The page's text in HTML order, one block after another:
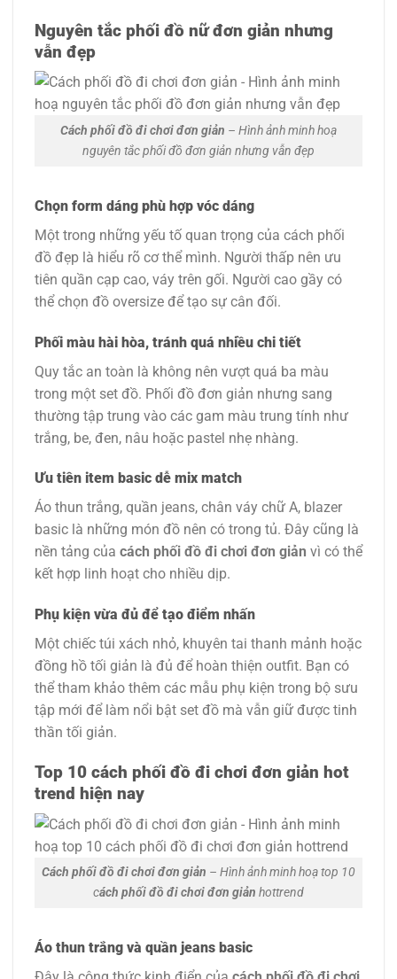
Nguyên tắc phối đồ nữ đơn giản nhưng
vẫn đẹp
Cách phối đồ đi chơi đơn giản – Hình ảnh minh hoạ
nguyên tắc phối đồ đơn giản nhưng vẫn đẹp
Chọn form dáng phù hợp vóc dáng
Một trong những yếu tố quan trọng của cách phối
đồ đẹp là hiểu rõ cơ thể mình. Người thấp nên ưu
tiên quần cạp cao, váy trên gối. Người cao gầy có
thể chọn đồ oversize để tạo sự cân đối.
Phối màu hài hòa, tránh quá nhiều chi tiết
Quy tắc an toàn là không nên vượt quá ba màu
trong một set đồ. Phối đồ đơn giản nhưng sang
thường tập trung vào các gam màu trung tính như
trắng, be, đen, nâu hoặc pastel nhẹ nhàng.
Ưu tiên item basic dễ mix match
Áo thun trắng, quần jeans, chân váy chữ A, blazer
basic là những món đồ nên có trong tủ. Đây cũng là
nền tảng của cách phối đồ đi chơi đơn giản vì có thể
kết hợp linh hoạt cho nhiều dịp.
Phụ kiện vừa đủ để tạo điểm nhấn
Một chiếc túi xách nhỏ, khuyên tai thanh mảnh hoặc
đồng hồ tối giản là đủ để hoàn thiện outfit. Bạn có
thể tham khảo thêm các mẫu phụ kiện trong bộ sưu
tập mới để làm nổi bật set đồ mà vẫn giữ được tinh
thần tối giản.
Top 10 cách phối đồ đi chơi đơn giản hot
trend hiện nay
Cách phối đồ đi chơi đơn giản – Hình ảnh minh hoạ top 10
cách phối đồ đi chơi đơn giản hottrend
Áo thun trắng và quần jeans basic